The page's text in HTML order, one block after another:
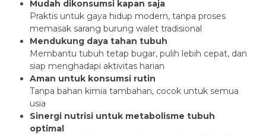
Mudah dikonsumsi kapan saja
Praktis untuk gaya hidup modern, tanpa proses
memasak sarang burung walet tradisional
Mendukung daya tahan tubuh
Membantu tubuh tetap bugar, pulih lebih cepat, dan
siap menghadapi aktivitas harian
Aman untuk konsumsi rutin
Tanpa bahan kimia tambahan, cocok untuk semua
usia
Sinergi nutrisi untuk metabolisme tubuh
optimal